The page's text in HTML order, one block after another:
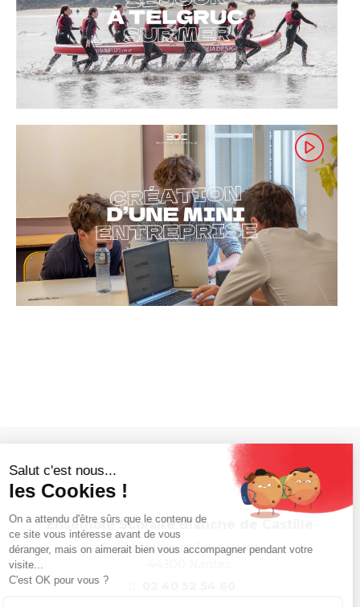
Ensemble Scolaire Blanche de Castille
43 boulevard Jules Verne,